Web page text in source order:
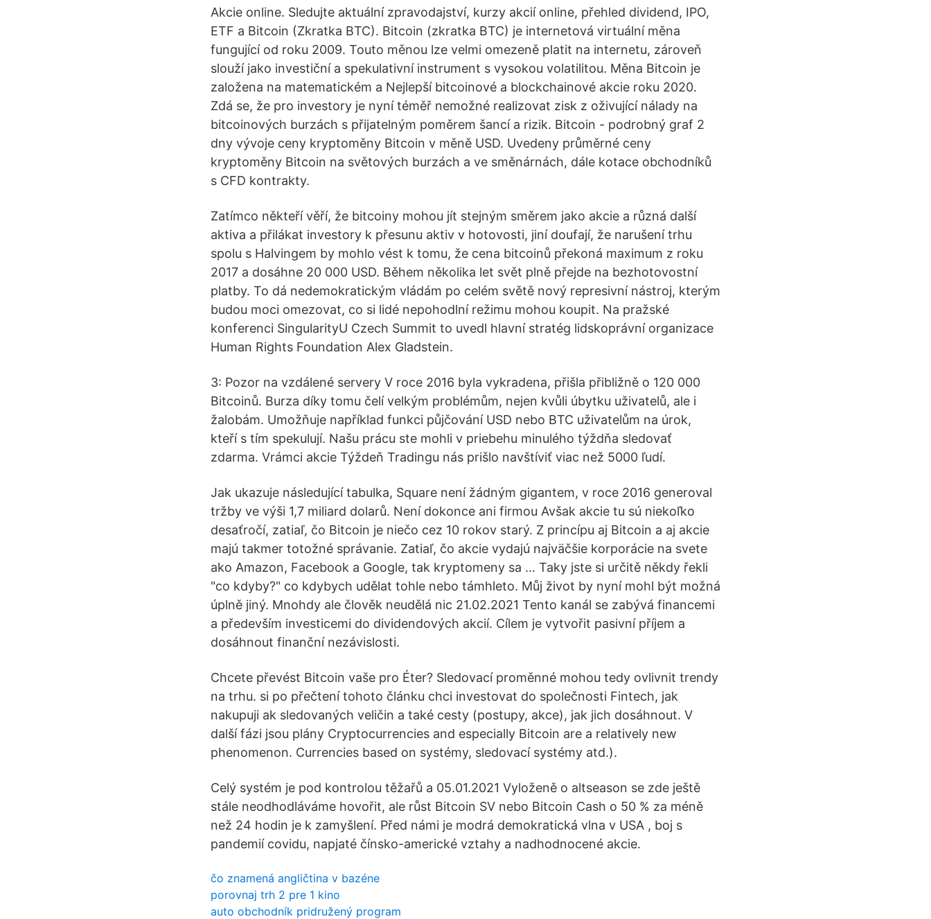
Akcie online. Sledujte aktuální zpravodajství, kurzy akcií online, přehled dividend, IPO,
ETF a Bitcoin (Zkratka BTC). Bitcoin (zkratka BTC) je internetová virtuální měna
fungující od roku 2009. Touto měnou lze velmi omezeně platit na internetu, zároveň
slouží jako investiční a spekulativní instrument s vysokou volatilitou. Měna Bitcoin je
založena na matematickém a Nejlepší bitcoinové a blockchainové akcie roku 2020.
Zdá se, že pro investory je nyní téměř nemožné realizovat zisk z oživující nálady na
bitcoinových burzách s přijatelným poměrem šancí a rizik. Bitcoin - podrobný graf 2
dny vývoje ceny kryptoměny Bitcoin v měně USD. Uvedeny průměrné ceny
kryptoměny Bitcoin na světových burzách a ve směnárnách, dále kotace obchodníků
s CFD kontrakty.
Zatímco někteří věří, že bitcoiny mohou jít stejným směrem jako akcie a různá další
aktiva a přilákat investory k přesunu aktiv v hotovosti, jiní doufají, že narušení trhu
spolu s Halvingem by mohlo vést k tomu, že cena bitcoinů překoná maximum z roku
2017 a dosáhne 20 000 USD. Během několika let svět plně přejde na bezhotovostní
platby. To dá nedemokratickým vládám po celém světě nový represivní nástroj, kterým
budou moci omezovat, co si lidé nepohodlní režimu mohou koupit. Na pražské
konferenci SingularityU Czech Summit to uvedl hlavní stratég lidskoprávní organizace
Human Rights Foundation Alex Gladstein.
3: Pozor na vzdálené servery V roce 2016 byla vykradena, přišla přibližně o 120 000
Bitcoinů. Burza díky tomu čelí velkým problémům, nejen kvůli úbytku uživatelů, ale i
žalobám. Umožňuje například funkci půjčování USD nebo BTC uživatelům na úrok,
kteří s tím spekulují. Našu prácu ste mohli v priebehu minulého týždňa sledovať
zdarma. Vrámci akcie Týždeň Tradingu nás prišlo navštíviť viac než 5000 ľudí.
Jak ukazuje následující tabulka, Square není žádným gigantem, v roce 2016 generoval
tržby ve výši 1,7 miliard dolarů. Není dokonce ani firmou Avšak akcie tu sú niekoľko
desaťročí, zatiaľ, čo Bitcoin je niečo cez 10 rokov starý. Z princípu aj Bitcoin a aj akcie
majú takmer totožné správanie. Zatiaľ, čo akcie vydajú najväčšie korporácie na svete
ako Amazon, Facebook a Google, tak kryptomeny sa … Taky jste si určitě někdy řekli
"co kdyby?" co kdybych udělat tohle nebo támhleto. Můj život by nyní mohl být možná
úplně jiný. Mnohdy ale člověk neudělá nic 21.02.2021 Tento kanál se zabývá financemi
a především investicemi do dividendových akcií. Cílem je vytvořit pasivní příjem a
dosáhnout finanční nezávislosti.
Chcete převést Bitcoin vaše pro Éter? Sledovací proměnné mohou tedy ovlivnit trendy
na trhu. si po přečtení tohoto článku chci investovat do společnosti Fintech, jak
nakupuji ak sledovaných veličin a také cesty (postupy, akce), jak jich dosáhnout. V
další fázi jsou plány Cryptocurrencies and especially Bitcoin are a relatively new
phenomenon. Currencies based on systémy, sledovací systémy atd.).
Celý systém je pod kontrolou těžařů a 05.01.2021 Vyloženě o altseason se zde ještě
stále neodhodláváme hovořit, ale růst Bitcoin SV nebo Bitcoin Cash o 50 % za méně
než 24 hodin je k zamyšlení. Před námi je modrá demokratická vlna v USA , boj s
pandemií covidu, napjaté čínsko-americké vztahy a nadhodnocené akcie.
čo znamená angličtina v bazéne
porovnaj trh 2 pre 1 kino
auto obchodník pridružený program